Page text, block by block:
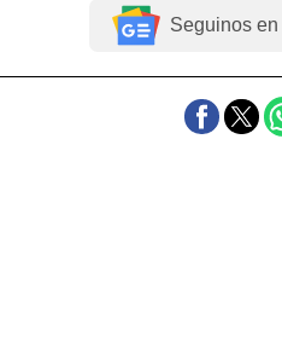
Seguinos en